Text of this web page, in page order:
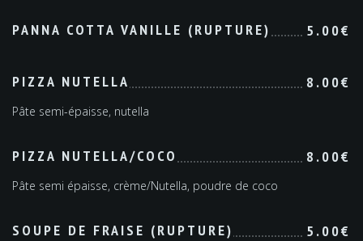
PANNA COTTA VANILLE (RUPTURE) 5.00€
PIZZA NUTELLA 8.00€
Pâte semi-épaisse, nutella
PIZZA NUTELLA/COCO 8.00€
Pâte semi épaisse, crème/Nutella, poudre de coco
SOUPE DE FRAISE (RUPTURE) 5.00€